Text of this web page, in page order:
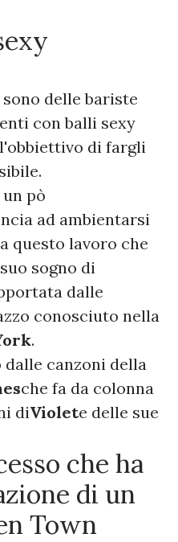
delle bariste
con balli sexy
di fargli
pò
ad ambientarsi
questo lavoro che
sogno di
dalle
conosciuto nella
.
canzoni della
che fa da colonna
diViolete delle sue
che ha
di un
Town